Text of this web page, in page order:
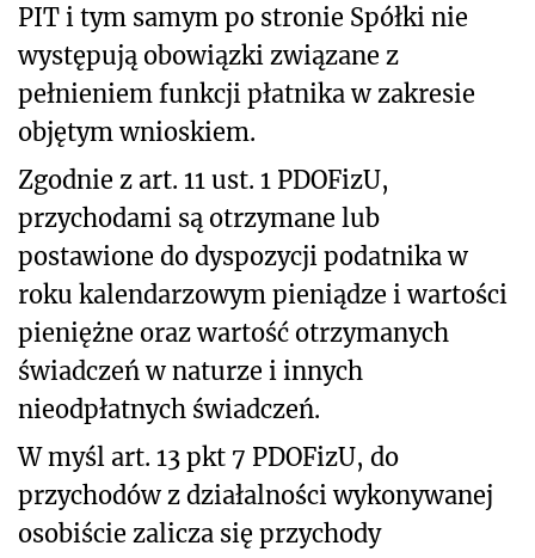
PIT i tym samym po stronie Spółki nie
występują obowiązki związane z
pełnieniem funkcji płatnika w zakresie
objętym wnioskiem.
Zgodnie z art. 11 ust. 1 PDOFizU,
przychodami są otrzymane lub
postawione do dyspozycji podatnika w
roku kalendarzowym pieniądze i wartości
pieniężne oraz wartość otrzymanych
świadczeń w naturze i innych
nieodpłatnych świadczeń.
W myśl art. 13 pkt 7 PDOFizU, do
przychodów z działalności wykonywanej
osobiście zalicza się przychody